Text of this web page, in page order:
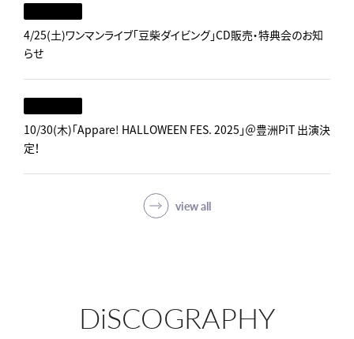
view all
4/25(土)ワンマンライブ「豆柴ダイビング」CD販売・特典会のお知
らせ
10/30(木)「Appare! HALLOWEEN FES. 2025」＠豊洲PiT 出演決
定！
DiSCOGRAPHY